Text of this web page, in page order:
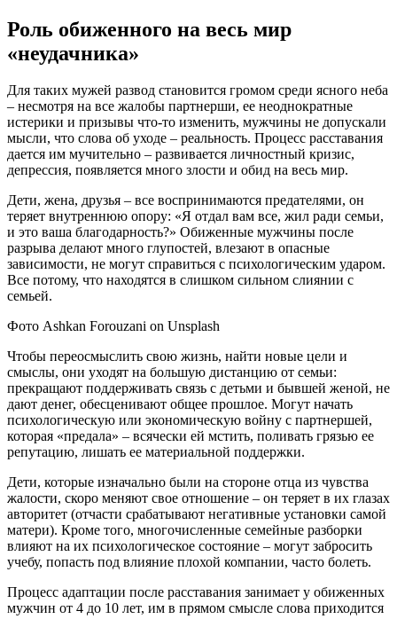
Роль обиженного на весь мир
«неудачника»
Для таких мужей развод становится громом среди ясного неба
– несмотря на все жалобы партнерши, ее неоднократные
истерики и призывы что-то изменить, мужчины не допускали
мысли, что слова об уходе – реальность. Процесс расставания
дается им мучительно – развивается личностный кризис,
депрессия, появляется много злости и обид на весь мир.
Дети, жена, друзья – все воспринимаются предателями, он
теряет внутреннюю опору: «Я отдал вам все, жил ради семьи,
и это ваша благодарность?» Обиженные мужчины после
разрыва делают много глупостей, влезают в опасные
зависимости, не могут справиться с психологическим ударом.
Все потому, что находятся в слишком сильном слиянии с
семьей.
Фото Ashkan Forouzani on Unsplash
Чтобы переосмыслить свою жизнь, найти новые цели и
смыслы, они уходят на большую дистанцию от семьи:
прекращают поддерживать связь с детьми и бывшей женой, не
дают денег, обесценивают общее прошлое. Могут начать
психологическую или экономическую войну с партнершей,
которая «предала» – всячески ей мстить, поливать грязью ее
репутацию, лишать ее материальной поддержки.
Дети, которые изначально были на стороне отца из чувства
жалости, скоро меняют свое отношение – он теряет в их глазах
авторитет (отчасти срабатывают негативные установки самой
матери). Кроме того, многочисленные семейные разборки
влияют на их психологическое состояние – могут забросить
учебу, попасть под влияние плохой компании, часто болеть.
Процесс адаптации после расставания занимает у обиженных
мужчин от 4 до 10 лет, им в прямом смысле слова приходится